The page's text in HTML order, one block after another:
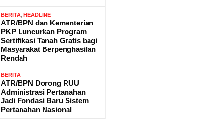
BERITA HEADLINE
ATR/BPN dan Kementerian
PKP Luncurkan Program
Sertifikasi Tanah Gratis bagi
Masyarakat Berpenghasilan
Rendah
BERITA
ATR/BPN Dorong RUU
Administrasi Pertanahan
Jadi Fondasi Baru Sistem
Pertanahan Nasional